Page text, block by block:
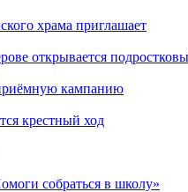
храма приглашает
открывается
кампанию
крестный ход
собраться в школу»